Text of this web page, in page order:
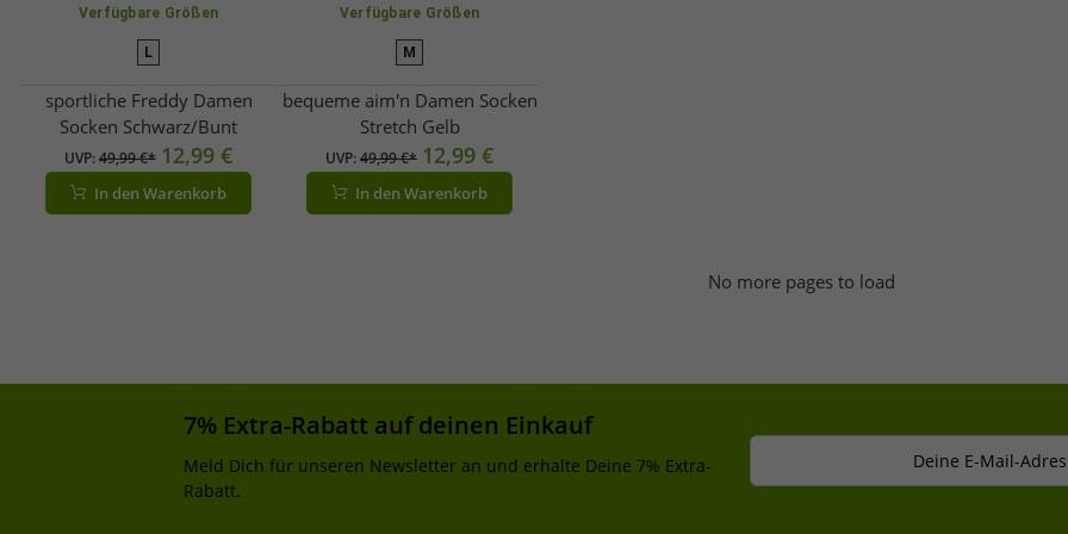
Verfügbare Größen
L
sportliche Freddy Damen
Socken Schwarz/Bunt
UVP:49,99 €* 12,99 €
In den Warenkorb
Verfügbare Größen
M
bequeme aim'n Damen Socken
Stretch Gelb
UVP:49,99 €* 12,99 €
In den Warenkorb
No more pages to load
7% Extra-Rabatt auf deinen Einkauf
Meld Dich für unseren Newsletter an und erhalte Deine 7% Extra-
Rabatt.
Deine E-Mail-